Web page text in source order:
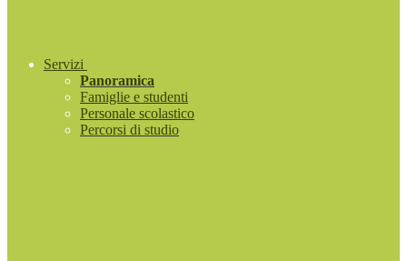
Servizi
Panoramica
Famiglie e studenti
Personale scolastico
Percorsi di studio